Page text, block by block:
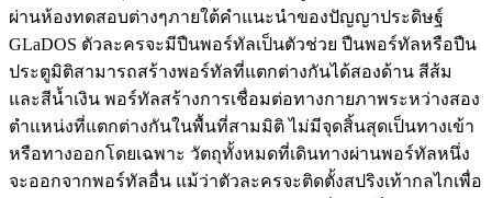
ผ่านห้องทดสอบต่างๆภายใต้คำแนะนำของปัญญาประดิษฐ์
GLaDOS ตัวละครจะมีปืนพอร์ทัลเป็นตัวช่วย ปืนพอร์ทัลหรือปืน
ประตูมิติสามารถสร้างพอร์ทัลที่แตกต่างกันได้สองด้าน สีส้ม
และสีน้ำเงิน พอร์ทัลสร้างการเชื่อมต่อทางกายภาพระหว่างสอง
ตำแหน่งที่แตกต่างกันในพื้นที่สามมิติ ไม่มีจุดสิ้นสุดเป็นทางเข้า
หรือทางออกโดยเฉพาะ วัตถุทั้งหมดที่เดินทางผ่านพอร์ทัลหนึ่ง
จะออกจากพอร์ทัลอื่น แม้ว่าตัวละครจะติดตั้งสปริงเท้ากลไกเพื่อ